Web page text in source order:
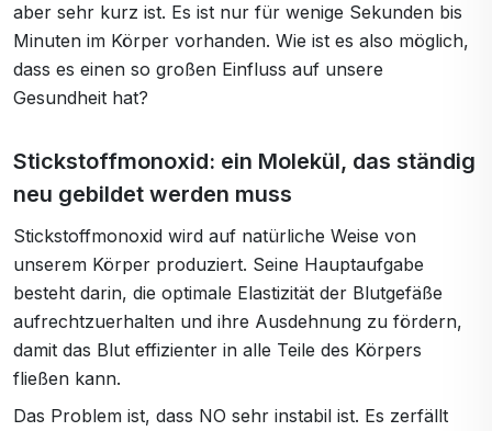
aber sehr kurz ist. Es ist nur für wenige Sekunden bis
Minuten im Körper vorhanden. Wie ist es also möglich,
dass es einen so großen Einfluss auf unsere
Gesundheit hat?
Stickstoffmonoxid: ein Molekül, das ständig
neu gebildet werden muss
Stickstoffmonoxid wird auf natürliche Weise von
unserem Körper produziert. Seine Hauptaufgabe
besteht darin, die optimale Elastizität der Blutgefäße
aufrechtzuerhalten und ihre Ausdehnung zu fördern,
damit das Blut effizienter in alle Teile des Körpers
fließen kann.
Das Problem ist, dass NO sehr instabil ist. Es zerfällt